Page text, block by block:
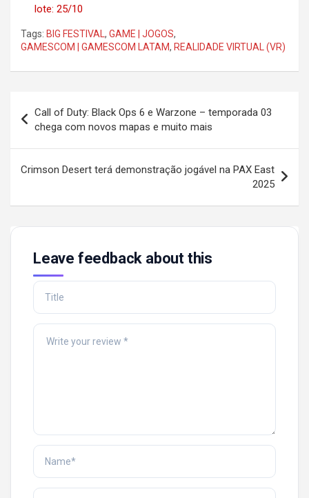
lote: 25/10
Tags: BIG FESTIVAL, GAME | JOGOS,
GAMESCOM | GAMESCOM LATAM, REALIDADE VIRTUAL (VR)
navigation
Call of Duty: Black Ops 6 e Warzone – temporada 03
chega com novos mapas e muito mais
Crimson Desert terá demonstração jogável na PAX East
2025
Leave feedback about this